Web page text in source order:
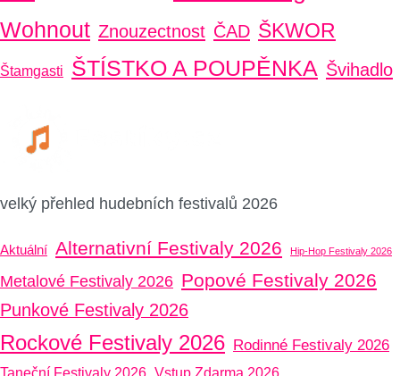
Wohnout Znouzectnost ČAD ŠKWOR
Štamgasti ŠTÍSTKO A POUPĚNKA Švihadlo
velký přehled hudebních festivalů 2026
Aktuální Alternativní Festivaly 2026 Hip-Hop Festivaly 2026
Metalové Festivaly 2026 Popové Festivaly 2026
Punkové Festivaly 2026
Rockové Festivaly 2026 Rodinné Festivaly 2026